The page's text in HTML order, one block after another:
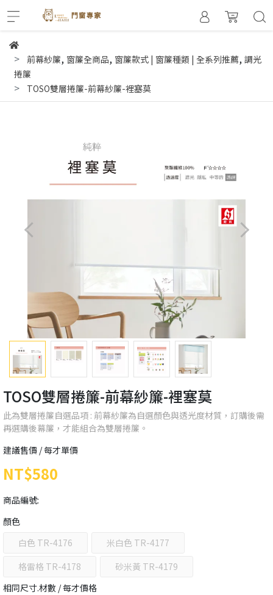
前幕紗簾, 窗簾全商品, 窗簾款式 | 窗簾種類 | 全系列推薦, 調光
捲簾
TOSO雙層捲簾-前幕紗簾-裡塞莫
TOSO雙層捲簾-前幕紗簾-裡塞莫
此為雙層捲簾自選品項 : 前幕紗簾為自選顏色與透光度材質，訂購後需
再選購後幕簾，才能組合為雙層捲簾。
建議售價 / 每才單價
NT$580
商品編號:
顏色
白色 TR-4176
米白色 TR-4177
格雷格 TR-4178
砂米黃 TR-4179
相同尺寸.材數 / 每才價格